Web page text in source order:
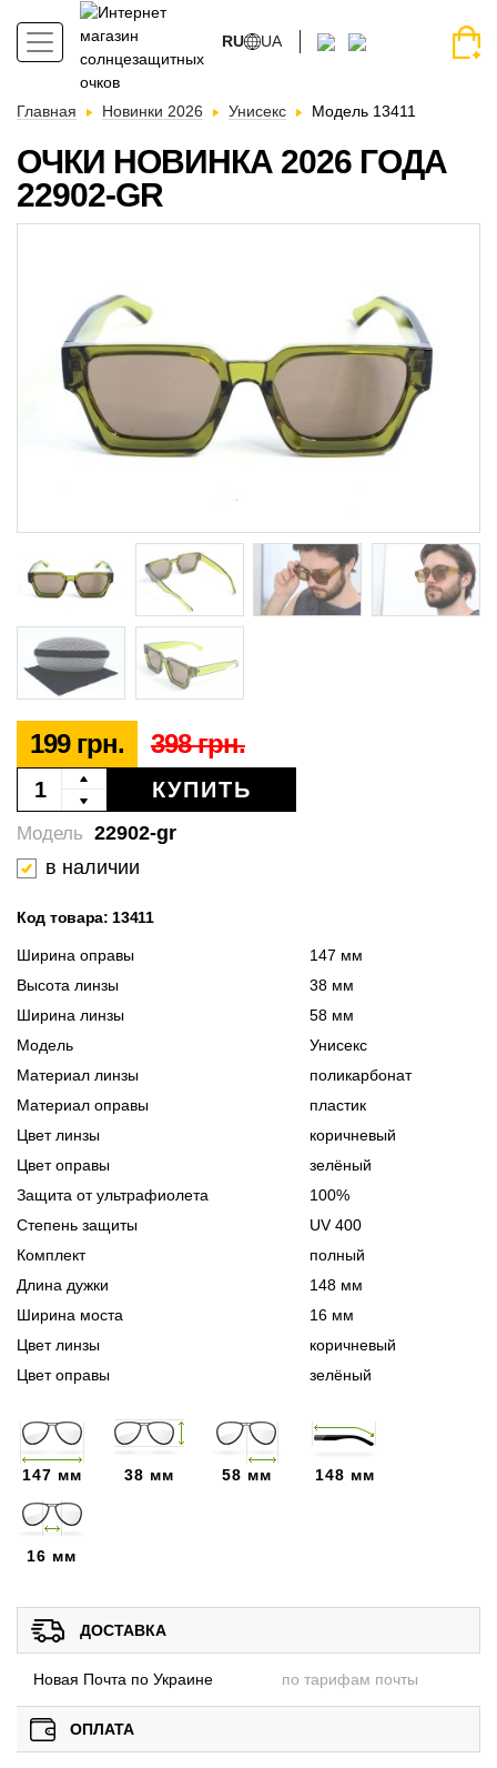
RU UA
Главная Новинки 2026 Унисекс Модель 13411
ОЧКИ НОВИНКА 2026 ГОДА
22902-GR
199 грн. 398 грн.
КУПИТЬ
22902-gr
Модель
в наличии
Код товара: 13411
Ширина оправы
147 мм
Высота линзы
38 мм
Ширина линзы
58 мм
Модель
Унисекс
Материал линзы
поликарбонат
Материал оправы
пластик
Цвет линзы
коричневый
Цвет оправы
зелёный
Защита от ультрафиолета
100%
Степень защиты
UV 400
Комплект
полный
Длина дужки
148 мм
Ширина моста
16 мм
Цвет линзы
коричневый
Цвет оправы
зелёный
147 мм 38 мм 58 мм 148 мм
16 мм
ДОСТАВКА
Новая Почта по Украине по тарифам почты
ОПЛАТА